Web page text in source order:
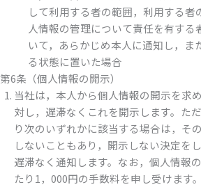
して利用する者の範囲，利用する者
人情報の管理について責任を有する
いて，あらかじめ本人に通知し，ま
る状態に置いた場合
第6条（個人情報の開示）
当社は，本人から個人情報の開示を求
対し，遅滞なくこれを開示します。た
り次のいずれかに該当する場合は，そ
しないこともあり，開示しない決定を
遅滞なく通知します。なお，個人情報
たり1，000円の手数料を申し受けます。